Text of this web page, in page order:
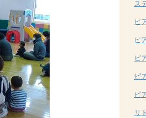
ス
ピ
ピ
ピ
ピ
ピ
リ